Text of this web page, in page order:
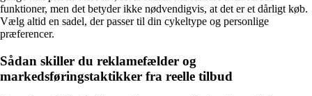
funktioner, men det betyder ikke nødvendigvis, at det er et dårligt køb.
Vælg altid en sadel, der passer til din cykeltype og personlige
præferencer.
Sådan skiller du reklamefælder og
markedsføringstaktikker fra reelle tilbud